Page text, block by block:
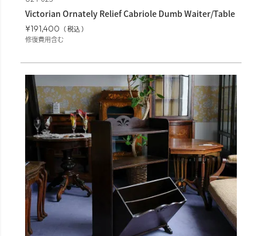
Victorian Ornately Relief Cabriole Dumb Waiter/Table
¥191,400
税込
修復費用含む